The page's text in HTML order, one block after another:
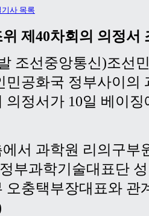
사 목록
제40차회의 의정서
조선중앙통신)조선
민공화국 정부사이의
의정서가 10일 베이
서 과학원 리의구부
부과학기술대표단
오충택부장대표와 관